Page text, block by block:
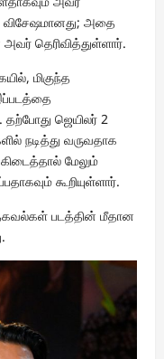
விசேஷமானது; அதை
தெரிவித்துள்ளார்.
மிகுந்த
தற்போது ஜெயிலர் 2
நடித்து வருவதாக
மேலும்
கூறியுள்ளார்.
தகவல்கள் படத்தின் மீதான